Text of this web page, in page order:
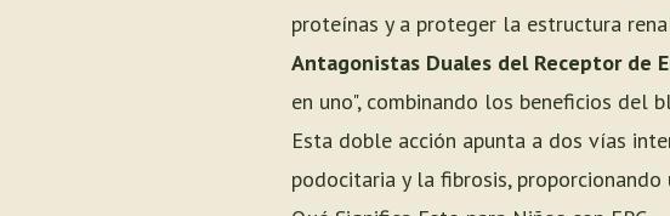
proteínas y a proteger la estructura
Antagonistas Duales del Receptor de
en uno", combinando los beneficios del
Esta doble acción apunta a dos vías
podocitaria y la fibrosis,